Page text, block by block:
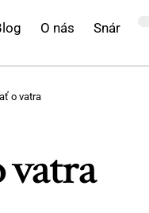
O nás Snár
o vatra
vatra